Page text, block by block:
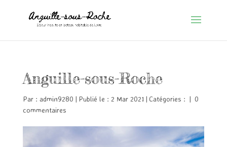
Anguille-sous-Roche
Par : admin9280 | Publié le : 2 Mar 2021 | Catégories : | 0
commentaires